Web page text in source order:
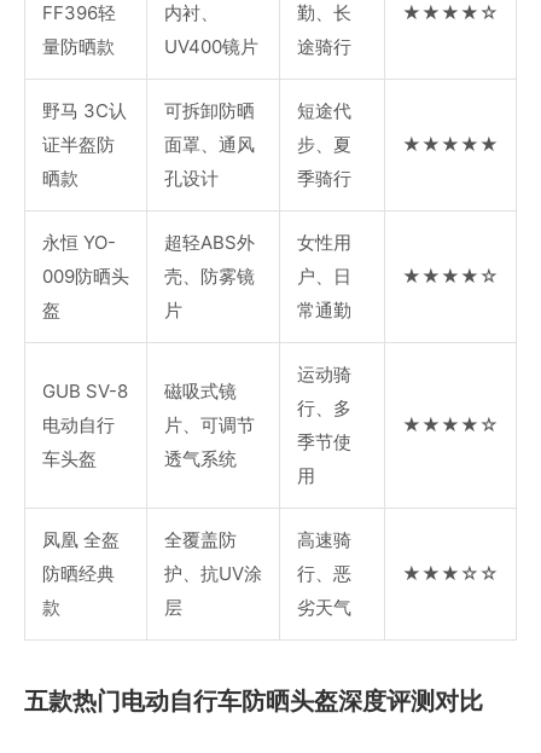
FF396轻
量防晒款
内衬、
UV400镜片
勤、长
途骑行
★★★★☆
野马 3C认
证半盔防
晒款
可拆卸防晒
面罩、通风
孔设计
短途代
步、夏
季骑行
★★★★★
永恒 YO-
009防晒头
盔
超轻ABS外
壳、防雾镜
片
女性用
户、日
常通勤
★★★★☆
GUB SV-8
电动自行
车头盔
磁吸式镜
片、可调节
透气系统
运动骑
行、多
季节使
用
★★★★☆
凤凰 全盔
防晒经典
款
全覆盖防
护、抗UV涂
层
高速骑
行、恶
劣天气
★★★☆☆
五款热门电动自行车防晒头盔深度评测对比